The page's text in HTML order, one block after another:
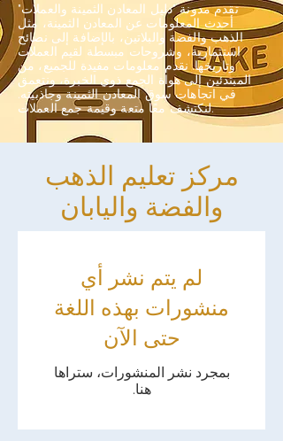
تقدم مدونة "دليل المعادن الثمينة والعملات"
أحدث المعلومات عن المعادن الثمينة، مثل
الذهب والفضة والبلاتين، بالإضافة إلى نصائح
استثمارية، وشروحات مبسطة لقيم العملات
وتاريخها. نقدم معلومات مفيدة للجميع، من
المبتدئين إلى هواة الجمع ذوي الخبرة، ونتعمق
في اتجاهات سوق المعادن الثمينة وجاذبيته.
لنكتشف معًا متعة وقيمة جمع العملات.
مركز تعليم الذهب
والفضة واليابان
لم يتم نشر أي
منشورات بهذه اللغة
حتى الآن
بمجرد نشر المنشورات، ستراها
هنا.